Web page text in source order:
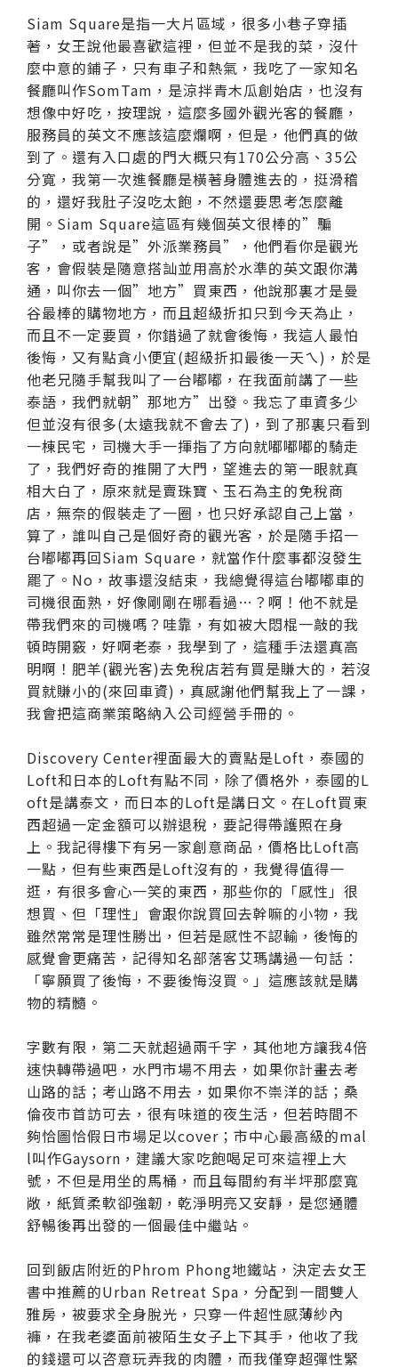
Siam Square是指一大片區域，很多小巷子穿插
著，女王說他最喜歡這裡，但並不是我的菜，沒什
麼中意的鋪子，只有車子和熱氣，我吃了一家知名
餐廳叫作SomTam，是涼拌青木瓜創始店，也沒有
想像中好吃，按理說，這麼多國外觀光客的餐廳，
服務員的英文不應該這麼爛啊，但是，他們真的做
到了。還有入口處的門大概只有170公分高、35公
分寬，我第一次進餐廳是橫著身體進去的，挺滑稽
的，還好我肚子沒吃太飽，不然還要思考怎麼離
開。Siam Square這區有幾個英文很棒的”騙
子”，或者說是”外派業務員”，他們看你是觀光
客，會假裝是隨意搭訕並用高於水準的英文跟你溝
通，叫你去一個”地方”買東西，他說那裏才是曼
谷最棒的購物地方，而且超級折扣只到今天為止，
而且不一定要買，你錯過了就會後悔，我這人最怕
後悔，又有點貪小便宜(超級折扣最後一天ㄟ)，於是
他老兄隨手幫我叫了一台嘟嘟，在我面前講了一些
泰語，我們就朝”那地方”出發。我忘了車資多少
但並沒有很多(太遠我就不會去了)，到了那裏只看到
一棟民宅，司機大手一揮指了方向就嘟嘟嘟的騎走
了，我們好奇的推開了大門，望進去的第一眼就真
相大白了，原來就是賣珠寶、玉石為主的免稅商
店，無奈的假裝走了一圈，也只好承認自己上當，
算了，誰叫自己是個好奇的觀光客，於是隨手招一
台嘟嘟再回Siam Square，就當作什麼事都沒發生
罷了。No，故事還沒結束，我總覺得這台嘟嘟車的
司機很面熟，好像剛剛在哪看過…？啊！他不就是
帶我們來的司機嗎？哇靠，有如被大悶棍一敲的我
頓時開竅，好啊老泰，我學到了，這種手法還真高
明啊！肥羊(觀光客)去免稅店若有買是賺大的，若沒
買就賺小的(來回車資)，真感謝他們幫我上了一課，
我會把這商業策略納入公司經營手冊的。
Discovery Center裡面最大的賣點是Loft，泰國的
Loft和日本的Loft有點不同，除了價格外，泰國的L
oft是講泰文，而日本的Loft是講日文。在Loft買東
西超過一定金額可以辦退稅，要記得帶護照在身
上。我記得樓下有另一家創意商品，價格比Loft高
一點，但有些東西是Loft沒有的，我覺得值得一
逛，有很多會心一笑的東西，那些你的「感性」很
想買、但「理性」會跟你說買回去幹嘛的小物，我
雖然常常是理性勝出，但若是感性不認輸，後悔的
感覺會更痛苦，記得知名部落客艾瑪講過一句話：
「寧願買了後悔，不要後悔沒買。」這應該就是購
物的精髓。
字數有限，第二天就超過兩千字，其他地方讓我4倍
速快轉帶過吧，水門市場不用去，如果你計畫去考
山路的話；考山路不用去，如果你不崇洋的話；桑
倫夜市首訪可去，很有味道的夜生活，但若時間不
夠恰圖恰假日市場足以cover；市中心最高級的mal
l叫作Gaysorn，建議大家吃飽喝足可來這裡上大
號，不但是用坐的馬桶，而且每間約有半坪那麼寬
敞，紙質柔軟卻強韌，乾淨明亮又安靜，是您通體
舒暢後再出發的一個最佳中繼站。
回到飯店附近的Phrom Phong地鐵站，決定去女王
書中推薦的Urban Retreat Spa，分配到一間雙人
雅房，被要求全身脫光，只穿一件超性感薄紗內
褲，在我老婆面前被陌生女子上下其手，他收了我
的錢還可以咨意玩弄我的肉體，而我僅穿超彈性緊